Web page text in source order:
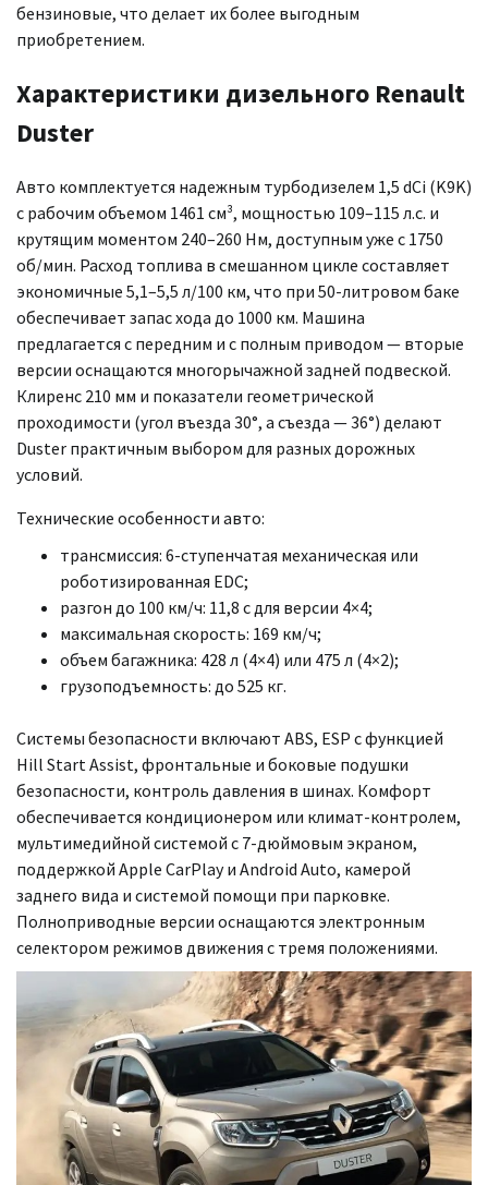
бензиновые, что делает их более выгодным
приобретением.
Характеристики дизельного Renault
Duster
Авто комплектуется надежным турбодизелем 1,5 dCi (K9K)
с рабочим объемом 1461 см³, мощностью 109–115 л.с. и
крутящим моментом 240–260 Нм, доступным уже с 1750
об/мин. Расход топлива в смешанном цикле составляет
экономичные 5,1–5,5 л/100 км, что при 50-литровом баке
обеспечивает запас хода до 1000 км. Машина
предлагается с передним и с полным приводом — вторые
версии оснащаются многорычажной задней подвеской.
Клиренс 210 мм и показатели геометрической
проходимости (угол въезда 30°, а съезда — 36°) делают
Duster практичным выбором для разных дорожных
условий.
Технические особенности авто:
трансмиссия: 6-ступенчатая механическая или
роботизированная EDC;
разгон до 100 км/ч: 11,8 с для версии 4×4;
максимальная скорость: 169 км/ч;
объем багажника: 428 л (4×4) или 475 л (4×2);
грузоподъемность: до 525 кг.
Системы безопасности включают ABS, ESP с функцией
Hill Start Assist, фронтальные и боковые подушки
безопасности, контроль давления в шинах. Комфорт
обеспечивается кондиционером или климат-контролем,
мультимедийной системой с 7-дюймовым экраном,
поддержкой Apple CarPlay и Android Auto, камерой
заднего вида и системой помощи при парковке.
Полноприводные версии оснащаются электронным
селектором режимов движения с тремя положениями.